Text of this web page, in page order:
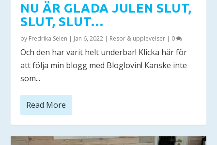
NU ÄR GLADA JULEN SLUT,
SLUT, SLUT…
by Fredrika Selen | Jan 6, 2022 | Resor & upplevelser | 0
Och den har varit helt underbar! Klicka här för
att följa min blogg med Bloglovin! Kanske inte
som...
Read More